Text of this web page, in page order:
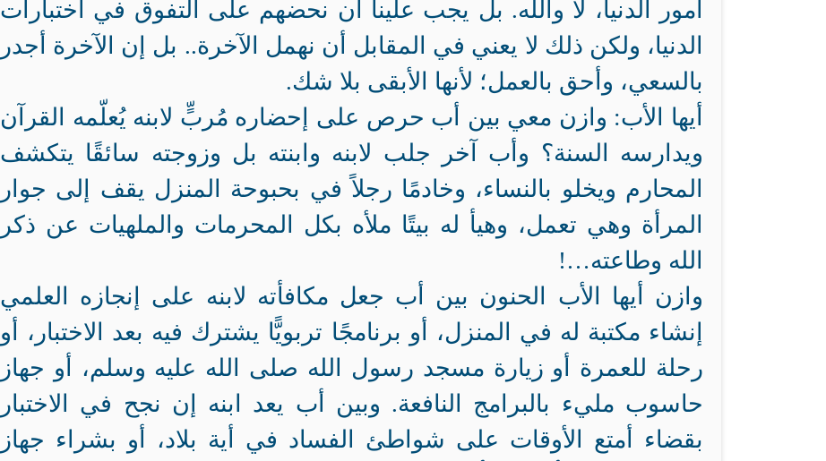
أمور الدنيا، لا والله. بل يجب علينا أن نحضهم على التفوق في اختبارات
الدنيا، ولكن ذلك لا يعني في المقابل أن نهمل الآخرة.. بل إن الآخرة أجدر
بالسعي، وأحق بالعمل؛ لأنها الأبقى بلا شك.
أيها الأب: وازن معي بين أب حرص على إحضاره مُربٍّ لابنه يُعلّمه القرآن
ويدارسه السنة؟ وأب آخر جلب لابنه وابنته بل وزوجته سائقًا يتكشف
المحارم ويخلو بالنساء، وخادمًا رجلاً في بحبوحة المنزل يقف إلى جوار
المرأة وهي تعمل، وهيأ له بيتًا ملأه بكل المحرمات والملهيات عن ذكر
الله وطاعته…!
وازن أيها الأب الحنون بين أب جعل مكافأته لابنه على إنجازه العلمي
إنشاء مكتبة له في المنزل، أو برنامجًا تربويًّا يشترك فيه بعد الاختبار، أو
رحلة للعمرة أو زيارة مسجد رسول الله صلى الله عليه وسلم، أو جهاز
حاسوب مليء بالبرامج النافعة. وبين أب يعد ابنه إن نجح في الاختبار
بقضاء أمتع الأوقات على شواطئ الفساد في أية بلاد، أو بشراء جهاز